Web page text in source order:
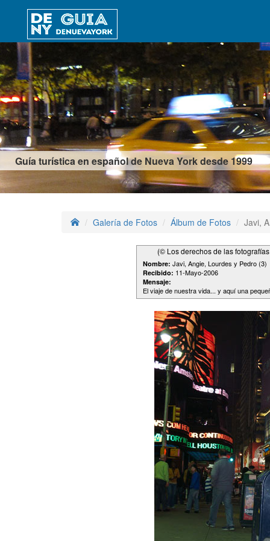
Guía turística en español de Nueva York desde 1999
Galería de Fotos Álbum de Fotos Javi,
(© Los derechos de las
Nombre: Javi, Angie, Lourdes y Pedro (3)
Recibido: 11-Mayo-2006
Mensaje:
El viaje de nuestra vida... y aquí una